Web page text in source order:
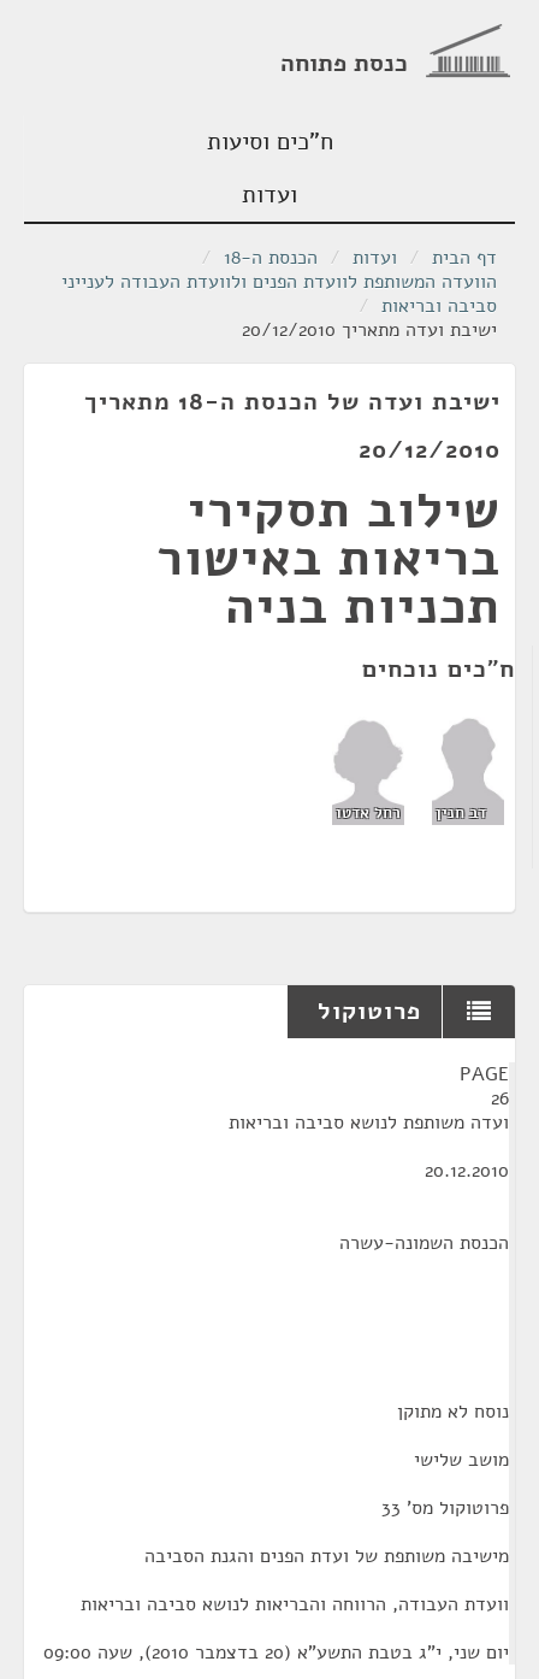
כנסת פתוחה
ח"כים וסיעות
ועדות
דף הבית / ועדות / הכנסת ה-18
/
הוועדה המשותפת לוועדת הפנים ולוועדת העבודה לענייני
סביבה ובריאות /
ישיבת ועדה מתאריך 20/12/2010
ישיבת ועדה של הכנסת ה-18 מתאריך
20/12/2010
שילוב תסקירי
בריאות באישור
תכניות בניה
ח"כים נוכחים
דב חנין רחל אדטו
פרוטוקול
PAGE
26
ועדה משותפת לנושא סביבה ובריאות
20.12.2010
הכנסת השמונה-עשרה
נוסח לא מתוקן
מושב שלישי
פרוטוקול מס' 33
מישיבה משותפת של ועדת הפנים והגנת הסביבה
וועדת העבודה, הרווחה והבריאות לנושא סביבה ובריאות
יום שני, י"ג בטבת התשע"א (20 בדצמבר 2010), שעה 09:00